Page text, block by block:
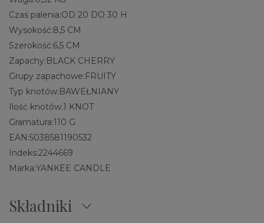
Czas palenia:OD 20 DO 30 H
Wysokość:8,5 CM
Szerokość:6,5 CM
Zapachy:BLACK CHERRY
Grupy zapachowe:FRUITY
Typ knotów:BAWEŁNIANY
Ilość knotów:1 KNOT
Gramatura:110 G
EAN:5038581190532
Indeks:2244669
Marka:YANKEE CANDLE
Składniki